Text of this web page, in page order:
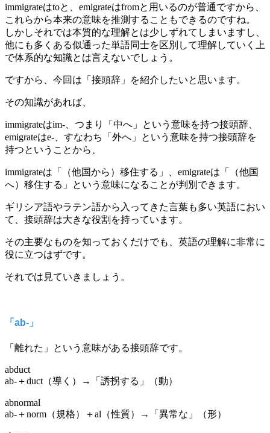
immigrateはtoと、emigrateはfromと用いるのが普通ですから、
これらから本来の意味を推測することもできるのですね。
しかしそれでは本質的な理解とは少しずれてしまいますし、
他にも多くある似通った単語同士を区別して理解していく上
で体系的な知識とは言えないでしょう。
ですから、今回は「接頭辞」を紹介したいと思います。
その知識があれば、
immigrateはim-、つまり「中へ」という意味を持つ接頭辞、
emigrateはe-、すなわち「外へ」という意味を持つ接頭辞を
持つということから、
immigrateは「（他国から）移住する」、emigrateは「（他国
へ）移住する」という意味になることが判別できます。
ギリシア語やラテン語から入ってきた言葉も多い英語におい
て、接頭辞は大きな役割を持っています。
その主要なものを知っておくだけでも、英語の理解に非常に
役に立つはずです。
それでは見ていきましょう。
「ab-」
「離れた」という意味がある接頭辞です。
abduct
ab-＋duct（導く）→「誘拐する」（動）
abnormal
ab-＋norm（規格）＋al（性質）→「異常な」（形）